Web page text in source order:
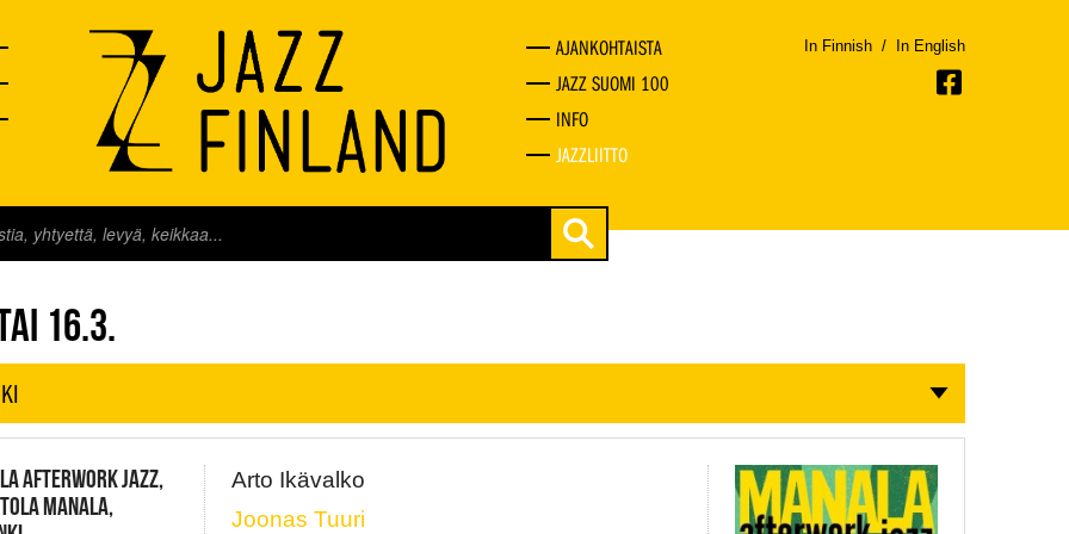
AJANKOHTAISTA
JAZZ SUOMI 100
INFO
JAZZLIITTO
In Finnish / In English
LIVE
16.3.
AFTERWORK JAZZ,
MANALA,
Arto Ikävalko
Joonas Tuuri